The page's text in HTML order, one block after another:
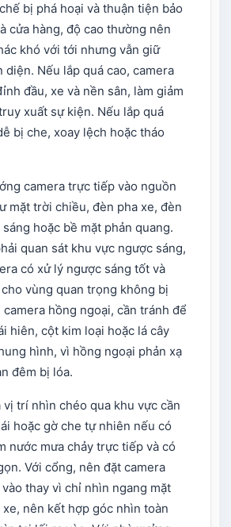
bị phá hoại và thuận tiện bảo
cửa hàng, độ cao thường nên
khó với tới nhưng vẫn giữ
diện. Nếu lắp quá cao, camera
đầu, xe và nền sân, làm giảm
xuất sự kiện. Nếu lắp quá
bị che, xoay lệch hoặc tháo
camera trực tiếp vào nguồn
mặt trời chiều, đèn pha xe, đèn
hoặc bề mặt phản quang.
quan sát khu vực ngược sáng,
có xử lý ngược sáng tốt và
vùng quan trọng không bị
camera hồng ngoại, cần tránh để
hiên, cột kim loại hoặc lá cây
hình, vì hồng ngoại phản xạ
đêm bị lóa.
trí nhìn chéo qua khu vực cần
hoặc gờ che tự nhiên nếu có
nước mưa chảy trực tiếp và có
Với cổng, nên đặt camera
thay vì chỉ nhìn ngang mặt
nên kết hợp góc nhìn toàn